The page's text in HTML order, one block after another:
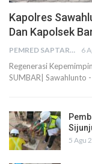
Kapolres
Dan Kapolsek
PEMRED SAPTARIUS 6
Regenerasi
SUMBAR| Sawahlunto
5 Agu